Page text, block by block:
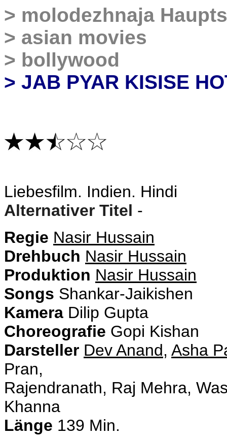
> molodezhnaja
> asian movies
> bollywood
> JAB PYAR KISISE
Liebesfilm. Indien. Hindi
Alternativer Titel -
Regie Nasir Hussain
Drehbuch Nasir Hussain
Produktion Nasir Hussain
Songs Shankar-Jaikishen
Kamera Dilip Gupta
Choreografie Gopi Kishan
Darsteller Dev Anand, Asha
Pran,
Rajendranath, Raj Mehra,
Khanna
Länge 139 Min.